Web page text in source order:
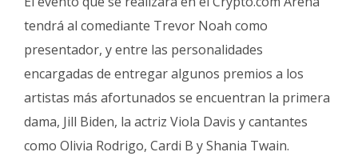
tendrá al comediante Trevor Noah como
presentador, y entre las personalidades
encargadas de entregar algunos premios a los
artistas más afortunados se encuentran la primera
dama, Jill Biden, la actriz Viola Davis y cantantes
como Olivia Rodrigo, Cardi B y Shania Twain.